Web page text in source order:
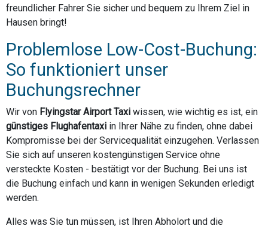
freundlicher Fahrer Sie sicher und bequem zu Ihrem Ziel in
Hausen bringt!
Problemlose Low-Cost-Buchung:
So funktioniert unser
Buchungsrechner
Wir von Flyingstar Airport Taxi wissen, wie wichtig es ist, ein
günstiges Flughafentaxi in Ihrer Nähe zu finden, ohne dabei
Kompromisse bei der Servicequalität einzugehen. Verlassen
Sie sich auf unseren kostengünstigen Service ohne
versteckte Kosten - bestätigt vor der Buchung. Bei uns ist
die Buchung einfach und kann in wenigen Sekunden erledigt
werden.
Alles was Sie tun müssen, ist Ihren Abholort und die